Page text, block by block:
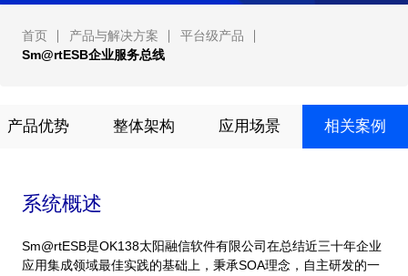
首页 产品与解决方案
平台级产品
Sm@rtESB企业服务总线
产品优势 整体架构 应用场景 相关案例
系统概述
Sm@rtESB是OK138太阳融信软件有限公司在总结近三十年企业
应用集成领域最佳实践的基础上，秉承SOA理念，自主研发的一